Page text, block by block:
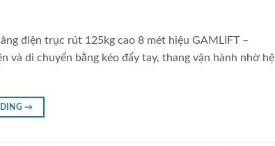
điện trục rút 125kg cao 8 mét hiệu GAMLIFT –
và di chuyển bằng kéo đẩy tay, thang vận hành nhờ hệ
→